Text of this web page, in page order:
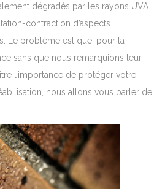
dégradés par les rayons UVA
contraction d’aspects
Le problème est que, pour la
sans que nous remarquions leur
l’importance de protéger votre
nous allons vous parler de